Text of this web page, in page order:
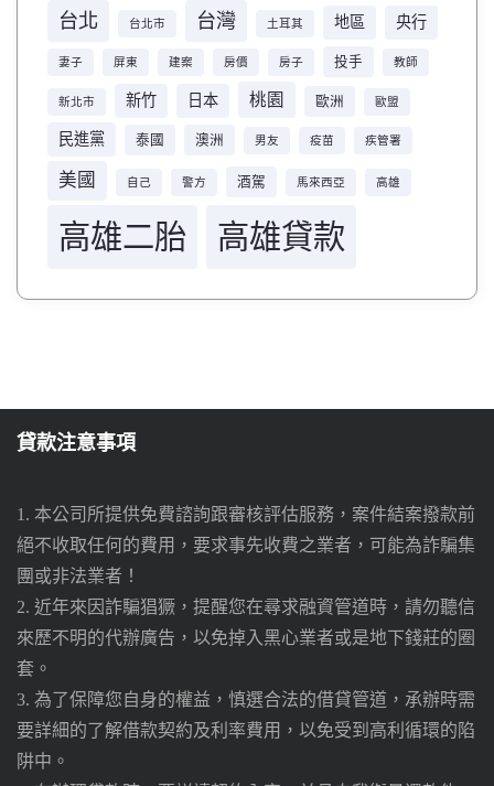
台北 台北市 台灣 土耳其 地區 央行
妻子 屏東 建案 房價 房子 投手 教師
新北市 新竹 日本 桃園 歐洲 歐盟
民進黨 泰國 澳洲 男友 疫苗 疾管署
美國 自己 警方 酒駕 馬來西亞 高雄
高雄二胎 高雄貸款
貸款注意事項
1. 本公司所提供免費諮詢跟審核評估服務，案件結案撥款前
絕不收取任何的費用，要求事先收費之業者，可能為詐騙集
團或非法業者！
2. 近年來因詐騙猖獗，提醒您在尋求融資管道時，請勿聽信
來歷不明的代辦廣告，以免掉入黑心業者或是地下錢莊的圈
套。
3. 為了保障您自身的權益，慎選合法的借貸管道，承辦時需
要詳細的了解借款契約及利率費用，以免受到高利循環的陷
阱中。